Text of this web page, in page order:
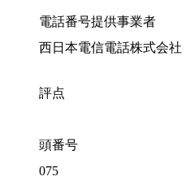
電話番号提供事業者
西日本電信電話株式会社
評点
頭番号
075